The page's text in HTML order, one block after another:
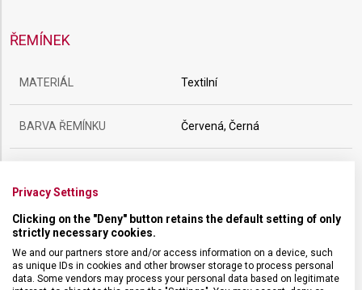
ŘEMÍNEK
MATERIÁL Textilní
BARVA ŘEMÍNKU Červená, Černá
BARVA SPONY Černá
ROZTEČ 21 mm
Privacy Settings
Clicking on the "Deny" button retains the default setting of only
strictly necessary cookies.
We and our partners store and/or access information on a device, such
as unique IDs in cookies and other browser storage to process personal
data. Some vendors may process your personal data based on legitimate